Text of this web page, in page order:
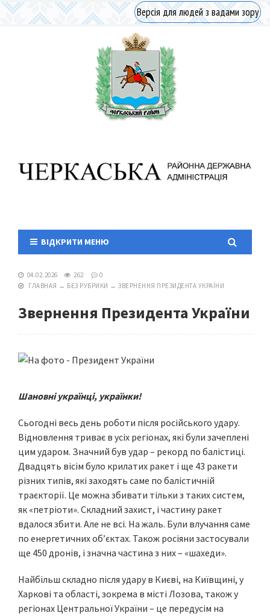
Версія для людей з вадами зору
ВІДКРИТИ МЕНЮ
04.02.2026 262
0
ГЛАВНАЯ → БЕЗ РУБРИКИ → ЗВЕРНЕННЯ ПРЕЗИДЕНТА УКРАЇНИ
Звернення Президента України
Шановні українці, українки!
Сьогодні весь день роботи після російського удару.
Відновлення триває в усіх регіонах, які були зачеплені
цим ударом. Значний був удар – рекорд по балістиці.
Двадцять вісім було крилатих ракет і ще 43 ракети
різних типів, які заходять саме по балістичній
траєкторії. Це можна збивати тільки з таких систем,
як «петріоти». Складний захист, і частину ракет
вдалося збити. Але не всі. На жаль. Були влучання саме
по енергетичних об’єктах. Також росіяни застосували
ще 450 дронів, і значна частина з них – «шахеди».
Найбільш складно після удару в Києві, на Київщині, у
Харкові та області, зокрема в місті Лозова, також у
регіонах Центральної України – це передусім на